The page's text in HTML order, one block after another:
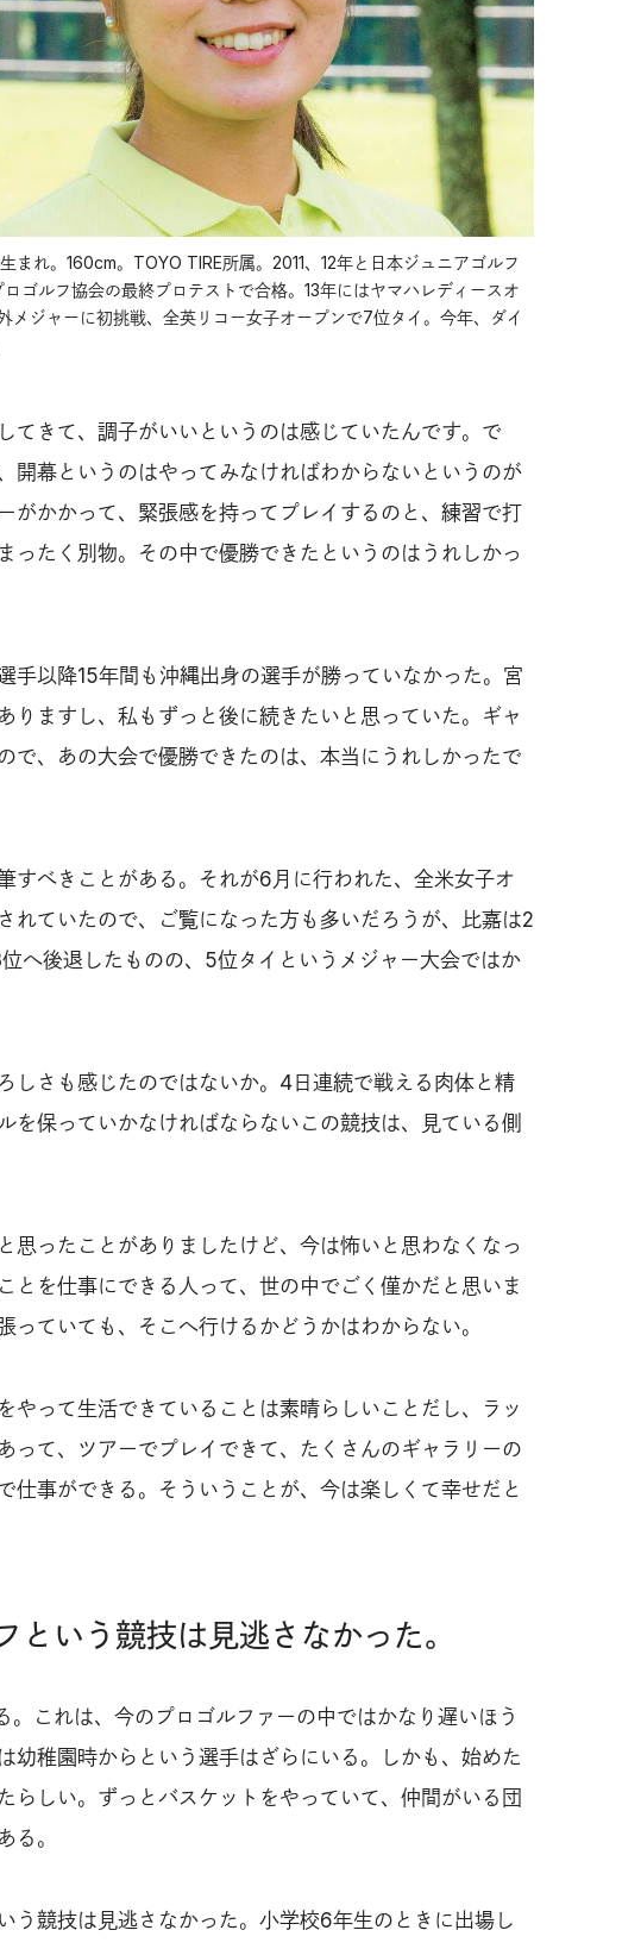
まれ。160cm。TOYO TIRE所属。2011、12年と日本ジュニアゴルフ
ゴルフ協会の最終プロテストで合格。13年にはヤマハレディースオ
メジャーに初挑戦、全英リコー女子オープンで7位タイ。今年、ダイ
てきて、調子がいいというのは感じていたんです。で
開幕というのはやってみなければわからないというのが
がかかって、緊張感を持ってプレイするのと、練習で打
ったく別物。その中で優勝できたというのはうれしかっ
手以降15年間も沖縄出身の選手が勝っていなかった。宮
りますし、私もずっと後に続きたいと思っていた。ギャ
で、あの大会で優勝できたのは、本当にうれしかったで
すべきことがある。それが6月に行われた、全米女子オ
れていたので、ご覧になった方も多いだろうが、比嘉は2
へ後退したものの、5位タイというメジャー大会ではか
しさも感じたのではないか。4日連続で戦える肉体と精
を保っていかなければならないこの競技は、見ている側
思ったことがありましたけど、今は怖いと思わなくなっ
とを仕事にできる人って、世の中でごく僅かだと思いま
っていても、そこへ行けるかどうかはわからない。
やって生活できていることは素晴らしいことだし、ラッ
って、ツアーでプレイできて、たくさんのギャラリーの
仕事ができる。そういうことが、今は楽しくて幸せだと
という競技は見逃さなかった。
。これは、今のプロゴルファーの中ではかなり遅いほう
幼稚園時からという選手はざらにいる。しかも、始めた
らしい。ずっとバスケットをやっていて、仲間がいる団
る。
う競技は見逃さなかった。小学校6年生のときに出場し